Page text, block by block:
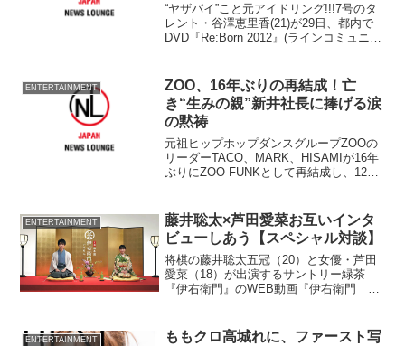
“ヤザパイ”こと元アイドリング!!!7号のタ
レント・谷澤恵里香(21)が29日、都内で
DVD『Re:Born 2012』(ラインコミュニケ
ースで、Gカップバストを揺らしな...
ENTERTAINMENT
ZOO、16年ぶりの再結成！亡
き“生みの親”新井社長に捧げる涙
の黙祷
元祖ヒップホップダンスグループZOOの
リーダーTACO、MARK、HISAMIが16年
ぶりにZOO FUNKとして再結成し、12日
TV』を歌手の中西圭三、ダンス...
ENTERTAINMENT
藤井聡太×芦田愛菜お互いインタ
ビューしあう【スペシャル対談】
将棋の藤井聡太五冠（20）と女優・芦田
愛菜（18）が出演するサントリー緑茶
『伊右衛門』のWEB動画『伊右衛門 新
ENTERTAINMENT
ももクロ高城れに、ファースト写